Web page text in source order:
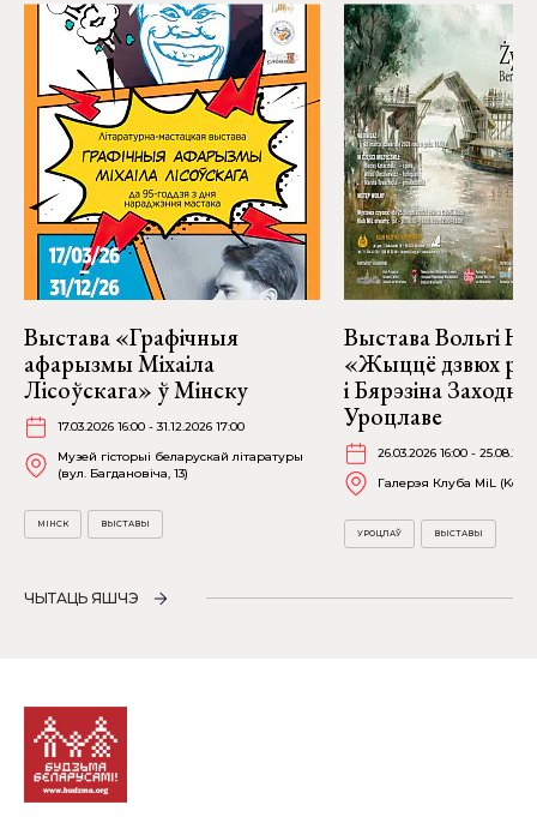
Выстава «Графічныя
афарызмы Міхаіла
Лісоўскага» ў Мінску
17.03.2026 16:00 - 31.12.2026 17:00
Музей гісторыі беларускай літаратуры
(вул. Багдановіча, 13)
МІНСК ВЫСТАВЫ
Выстава Вольгі
«Жыццё дзвюх
і Бярэзіна
Уроцлаве
26.03.2026 16:00 -
Галерэя Клуба MiL
УРОЦЛАЎ ВЫСТАВЫ
ЧЫТАЦЬ ЯШЧЭ